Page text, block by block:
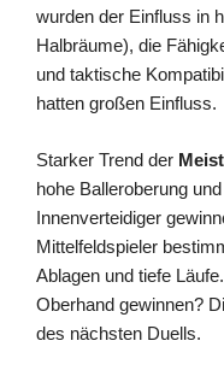
wurden der Einfluss in
Halbräume), die
und taktische
hatten großen Einfluss.
Starker Trend der
hohe Balleroberung
Innenverteidiger
Mittelfeldspieler
Ablagen und tiefe
Oberhand gewinnen?
des nächsten Duells.